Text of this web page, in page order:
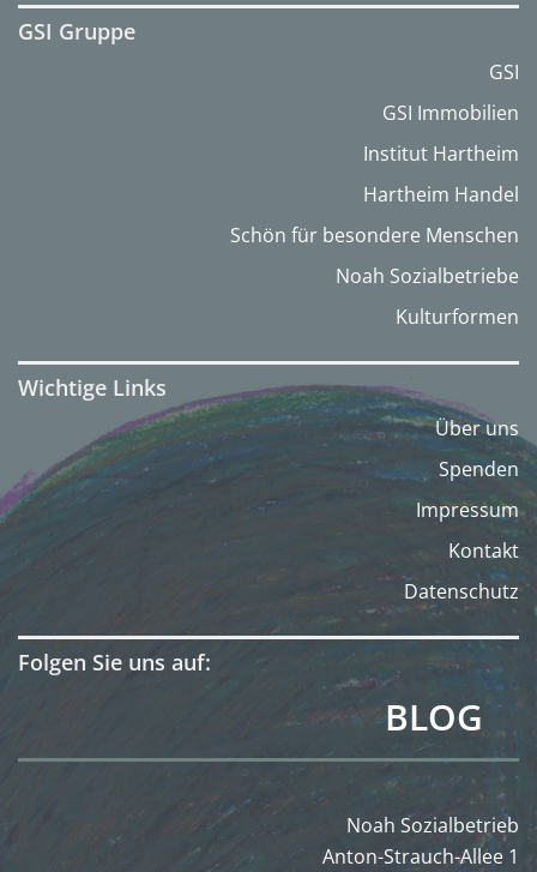
GSI Gruppe
GSI
GSI Immobilien
Institut Hartheim
Hartheim Handel
Schön für besondere Menschen
Noah Sozialbetriebe
Kulturformen
Wichtige Links
Über uns
Spenden
Impressum
Kontakt
Datenschutz
Folgen Sie uns auf:
BLOG
Noah Sozialbetrieb
Anton-Strauch-Allee 1